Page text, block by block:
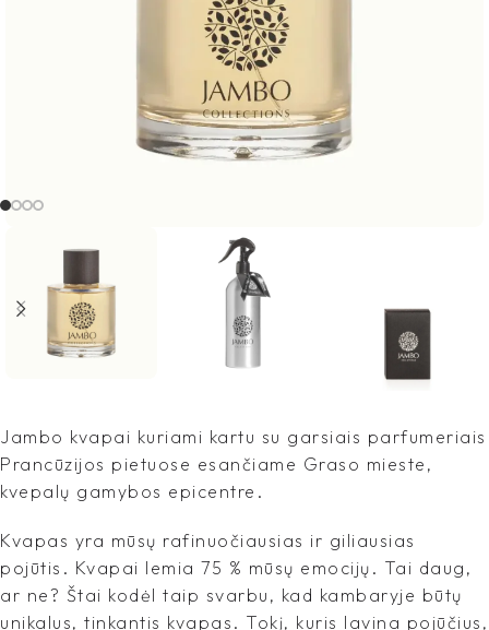
Jambo kvapai kuriami kartu su garsiais parfumeriais
Prancūzijos pietuose esančiame Graso mieste,
kvepalų gamybos epicentre.
Kvapas yra mūsų rafinuočiausias ir giliausias
pojūtis. Kvapai lemia 75 % mūsų emocijų. Tai daug,
ar ne? Štai kodėl taip svarbu, kad kambaryje būtų
unikalus, tinkantis kvapas. Tokį, kuris lavina pojūčius,